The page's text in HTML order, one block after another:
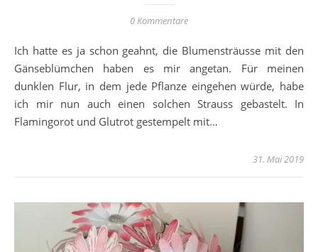
0 Kommentare
Ich hatte es ja schon geahnt, die Blumensträusse mit den
Gänseblümchen haben es mir angetan. Für meinen
dunklen Flur, in dem jede Pflanze eingehen würde, habe
ich mir nun auch einen solchen Strauss gebastelt. In
Flamingorot und Glutrot gestempelt mit…
31. Mai 2019